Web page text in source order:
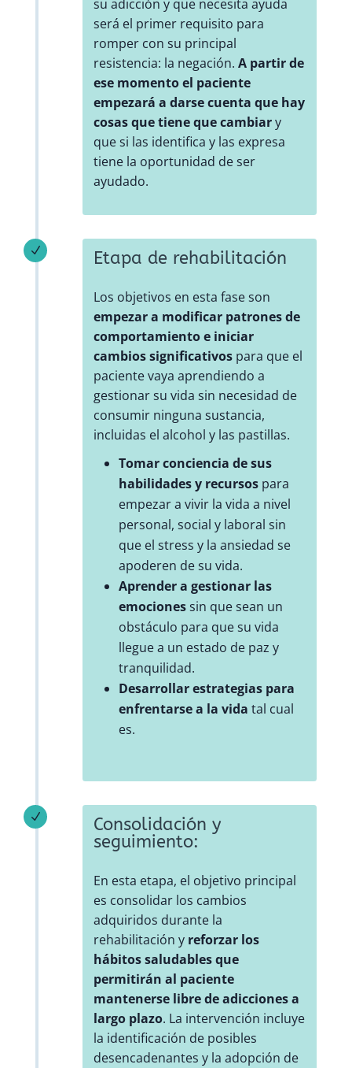
su adicción y que necesita ayuda
será el primer requisito para
romper con su principal
resistencia: la negación. A partir de
ese momento el paciente
empezará a darse cuenta que hay
cosas que tiene que cambiary
que si las identifica y las expresa
tiene la oportunidad de ser
ayudado.
N Etapa de rehabilitación
Los objetivos en esta fase son
empezar a modificar patrones de
comportamiento e iniciar
cambios significativospara que el
paciente vaya aprendiendo a
gestionar su vida sin necesidad de
consumir ninguna sustancia,
incluidas el alcohol y las pastillas.
Tomar conciencia de sus
habilidades y recursospara
empezar a vivir la vida a nivel
personal, social y laboral sin
que el stress y la ansiedad se
apoderen de su vida.
Aprender a gestionar las
emocionessin que sean un
obstáculo para que su vida
llegue a un estado de paz y
tranquilidad.
Desarrollar estrategias para
enfrentarse a la vida tal cual
es.
N
Consolidación y
seguimiento:
En esta etapa, el objetivo principal
es consolidar los cambios
adquiridos durante la
rehabilitación y reforzar los
hábitos saludables que
permitirán al paciente
mantenerse libre de adicciones a
largo plazo. La intervención incluye
la identificación de posibles
desencadenantes y la adopción de